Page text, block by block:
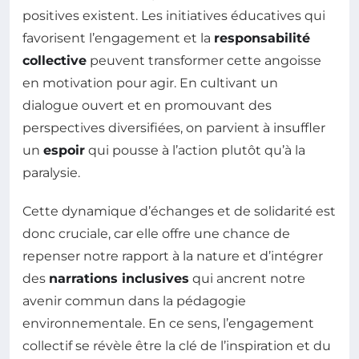
positives existent. Les initiatives éducatives qui
favorisent l’engagement et la responsabilité
collective peuvent transformer cette angoisse
en motivation pour agir. En cultivant un
dialogue ouvert et en promouvant des
perspectives diversifiées, on parvient à insuffler
un espoir qui pousse à l’action plutôt qu’à la
paralysie.
Cette dynamique d’échanges et de solidarité est
donc cruciale, car elle offre une chance de
repenser notre rapport à la nature et d’intégrer
des narrations inclusives qui ancrent notre
avenir commun dans la pédagogie
environnementale. En ce sens, l’engagement
collectif se révèle être la clé de l’inspiration et du